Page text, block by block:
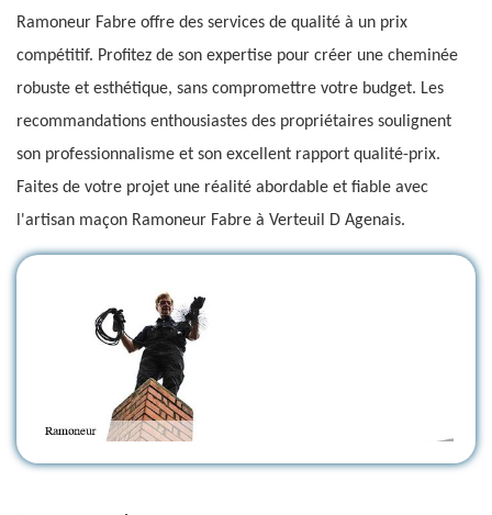
Ramoneur Fabre offre des services de qualité à un prix
compétitif. Profitez de son expertise pour créer une cheminée
robuste et esthétique, sans compromettre votre budget. Les
recommandations enthousiastes des propriétaires soulignent
son professionnalisme et son excellent rapport qualité-prix.
Faites de votre projet une réalité abordable et fiable avec
l'artisan maçon Ramoneur Fabre à Verteuil D Agenais.